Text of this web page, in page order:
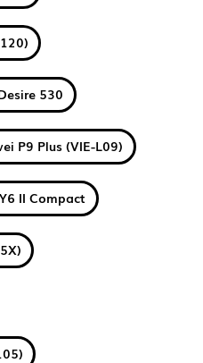
530
P9 Plus (VIE-L09)
II Compact